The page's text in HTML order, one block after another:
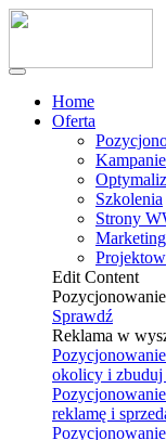
Home
Oferta
Szkolenia
Strony
Edit Content
Sprawdź
Reklama w
okolicy i zbuduj
reklamę i